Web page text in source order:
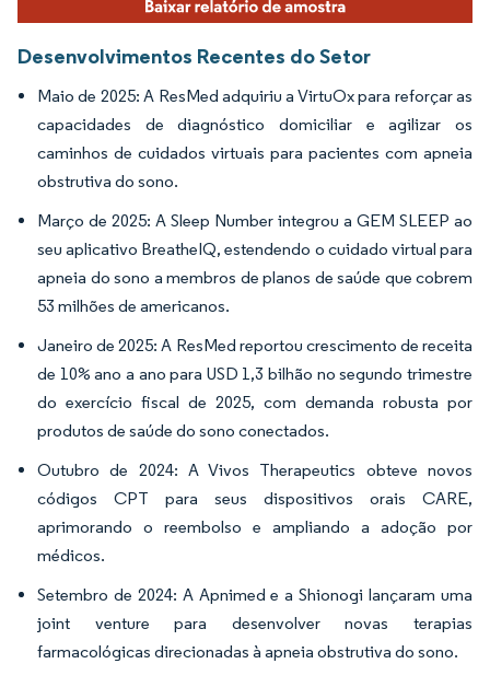
Desenvolvimentos Recentes do Setor
Maio de 2025: A ResMed adquiriu a VirtuOx para reforçar as
capacidades de diagnóstico domiciliar e agilizar os
caminhos de cuidados virtuais para pacientes com apneia
obstrutiva do sono.
Março de 2025: A Sleep Number integrou a GEM SLEEP ao
seu aplicativo BreatheIQ, estendendo o cuidado virtual para
apneia do sono a membros de planos de saúde que cobrem
53 milhões de americanos.
Janeiro de 2025: A ResMed reportou crescimento de receita
de 10% ano a ano para USD 1,3 bilhão no segundo trimestre
do exercício fiscal de 2025, com demanda robusta por
produtos de saúde do sono conectados.
Outubro de 2024: A Vivos Therapeutics obteve novos
códigos CPT para seus dispositivos orais CARE,
aprimorando o reembolso e ampliando a adoção por
médicos.
Setembro de 2024: A Apnimed e a Shionogi lançaram uma
joint venture para desenvolver novas terapias
farmacológicas direcionadas à apneia obstrutiva do sono.